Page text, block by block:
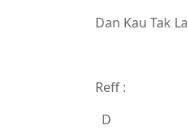
Dan Kau Tak
Reff :
D